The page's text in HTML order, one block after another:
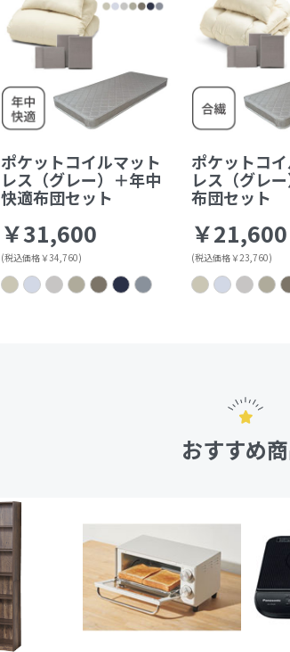
ポケットコイルマット
レス（グレー）＋年中
快適布団セット
￥31,600
(税込価格￥34,760)
ポケットコ
レス（グレ
布団セット
￥21,600
(税込価格￥23,760)
おすすめ